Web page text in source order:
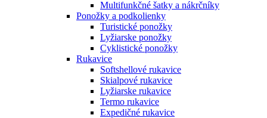
Multifunkčné šatky a nákrčníky
Ponožky a podkolienky
Turistické ponožky
Lyžiarske ponožky
Cyklistické ponožky
Rukavice
Softshellové rukavice
Skialpové rukavice
Lyžiarske rukavice
Termo rukavice
Expedičné rukavice